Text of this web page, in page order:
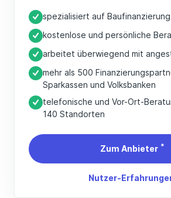
spezialisiert auf Baufinanzierung
kostenlose und persönliche
arbeitet überwiegend mit
mehr als 500
Sparkassen und Volksbanken
telefonische und Vor-Ort-
140 Standorten
Zum Anbieter *
Nutzer-